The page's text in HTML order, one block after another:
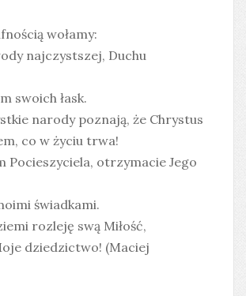
wołamy:
najczystszej, Duchu
swoich łask.
narody poznają, że Chrystus
co w życiu trwa!
Pocieszyciela, otrzymacie Jego
świadkami.
rozleję swą Miłość,
dziedzictwo! (Maciej